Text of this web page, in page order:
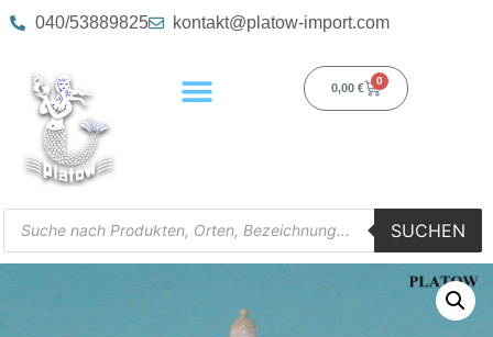
040/53889825 kontakt@platow-import.com
0,00 €
0
SUCHEN